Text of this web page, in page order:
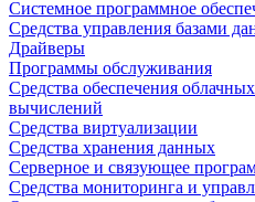
Системное программное
Средства управления базами
Драйверы
Программы обслуживания
Средства обеспечения
вычислений
Средства виртуализации
Средства хранения данных
Серверное и связующее
Средства мониторинга и